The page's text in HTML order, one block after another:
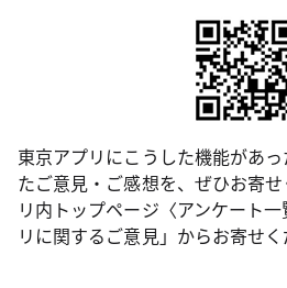
東京アプリにこうした機能があ
たご意見・ご感想を、ぜひお寄
リ内トップページ〈アンケート
リに関するご意見」からお寄せく